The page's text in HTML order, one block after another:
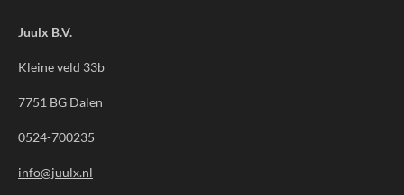
m
Juulx B.V.
Kleine veld 33b
7751 BG Dalen
0524-700235
info@juulx.nl